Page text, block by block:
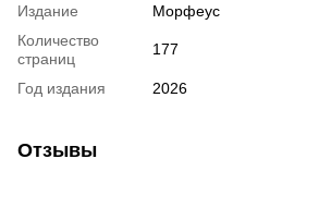
Издание
Морфеус
Количество
страниц
177
Год издания 2026
Отзывы